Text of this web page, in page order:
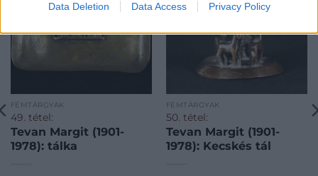
Data Deletion Data Access Privacy Policy
FÉMTÁRGYAK
49. tétel:
Tevan Margit (1901-
1978): tálka
FÉMTÁRGYAK
50. tétel:
Tevan Margit (1901-
1978): Kecskés tál